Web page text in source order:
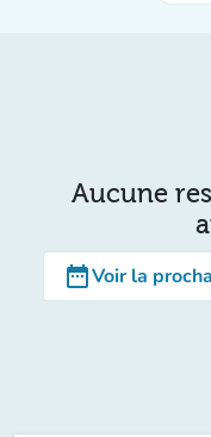
Aucune
date_rangeVoir la